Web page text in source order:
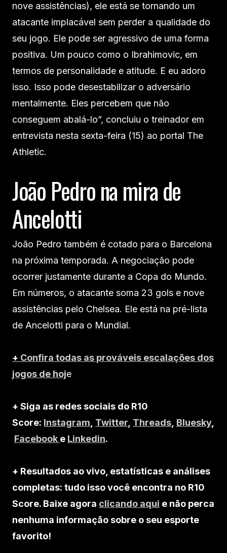
nove assistências), ele está se tornando um
atacante implacável sem perder a qualidade do
seu jogo. Ele pode ser agressivo de uma forma
positiva. Um pouco como o Ibrahimovic, em
termos de personalidade e atitude. E eu adoro
isso. Isso pode desestabilizar o adversário
mentalmente. Eles percebem que não
conseguem abalá-lo”, concluiu o treinador em
entrevista nesta sexta-feira (15) ao portal The
Athletic.
João Pedro na mira de
Ancelotti
João Pedro também é cotado para o Barcelona
na próxima temporada. A negociação pode
ocorrer justamente durante a Copa do Mundo.
Em números, o atacante soma 23 gols e nove
assistências pelo Chelsea. Ele está na pré-lista
de Ancelotti para o Mundial.
+ Confira todas as prováveis escalações dos
jogos de hoje
+ Siga as redes sociais do R10
Score: Instagram Twitter Threads Bluesky,
Facebook e Linkedin.
+ Resultados ao vivo, estatísticas e análises
completas: tudo isso você encontra no R10
Score. Baixe agora clicando aqui e não perca
nenhuma informação sobre o seu esporte
favorito!